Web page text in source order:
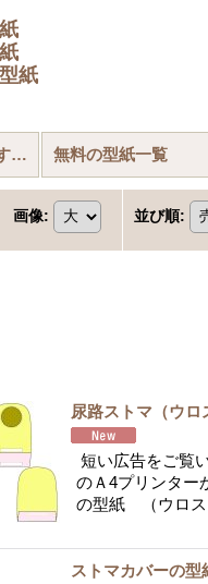
紙
初めての1着におすすめの型紙 無料の型紙一覧
画像: 並び順:
尿路ストマ（ウ
短い広告をご覧
のＡ4プリンター
の型紙 （ウロ
ストマカバーの